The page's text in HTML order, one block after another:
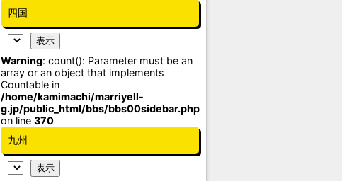
四国
Warning: count(): Parameter must be an
array or an object that implements
Countable in
/home/kamimachi/marriyell-
g.jp/public_html/bbs/bbs00sidebar.php
on line 370
九州